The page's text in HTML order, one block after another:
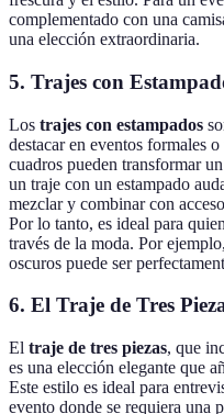
complementado con una
una elección extraordinaria.
5. Trajes con
Los trajes con estampados
destacar en eventos formales
cuadros pueden transformar
un traje con un estampado
mezclar y combinar con
Por lo tanto, es ideal para
través de la moda. Por
oscuros puede ser
6. El Traje de Tres
El traje de tres piezas, que
es una elección elegante que
Este estilo es ideal para
evento donde se requiera una